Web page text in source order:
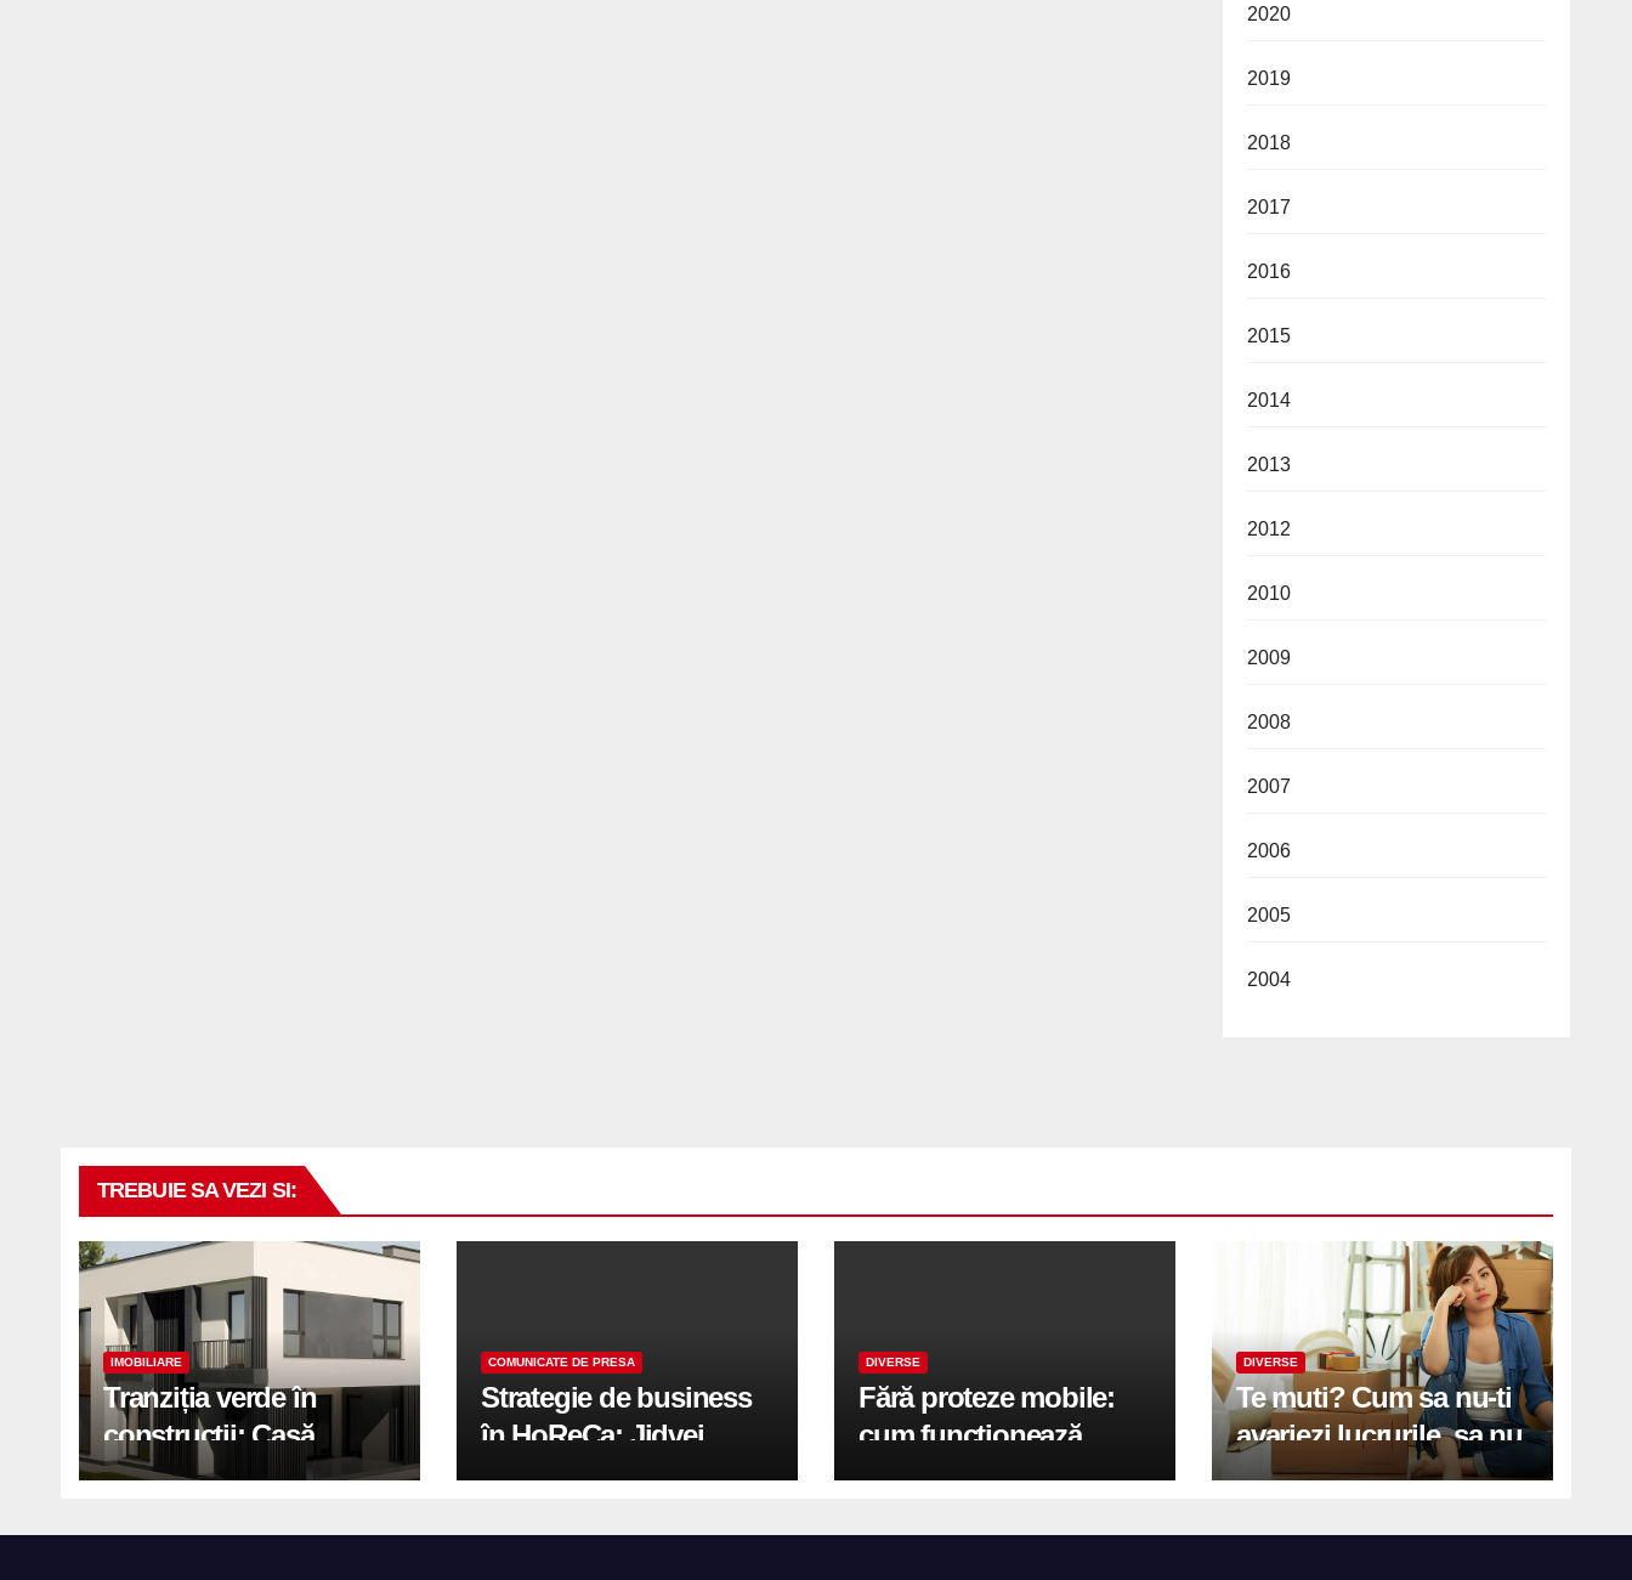
2020
2019
2018
2017
2016
2015
2014
2013
2012
2010
2009
2008
2007
2006
2005
2004
TREBUIE SA VEZI SI:
IMOBILIARE
Tranziția verde în
construcții: Casă
modernă cu structură
COMUNICATE DE PRESA
Strategie de business
în HoReCa: Jidvei
transformă terasele în
DIVERSE
Fără proteze mobile:
cum funcționează
reabilitarea completă
DIVERSE
Te muti? Cum sa nu-ti
avariezi lucrurile, sa nu
zgarii podeaua sau sa